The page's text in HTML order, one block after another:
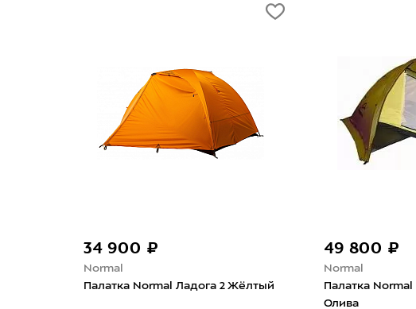
34 900 ₽
Normal
Палатка Normal Ладога 2 Жёлтый
49 800 ₽
Normal
Палатка Normal
Олива